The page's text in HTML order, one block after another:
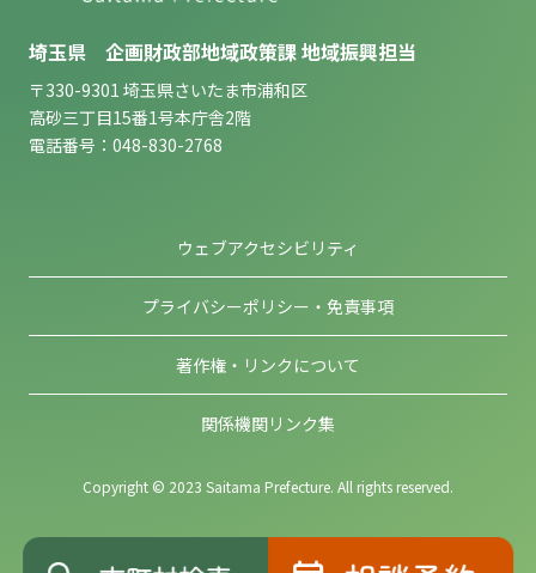
埼玉県 企画財政部地域政策課 地域振興担当
〒330-9301 埼玉県さいたま市浦和区
高砂三丁目15番1号本庁舎2階
電話番号：048-830-2768
ウェブアクセシビリティ
プライバシーポリシー・免責事項
著作権・リンクについて
関係機関リンク集
Copyright © 2023 Saitama Prefecture. All rights reserved.